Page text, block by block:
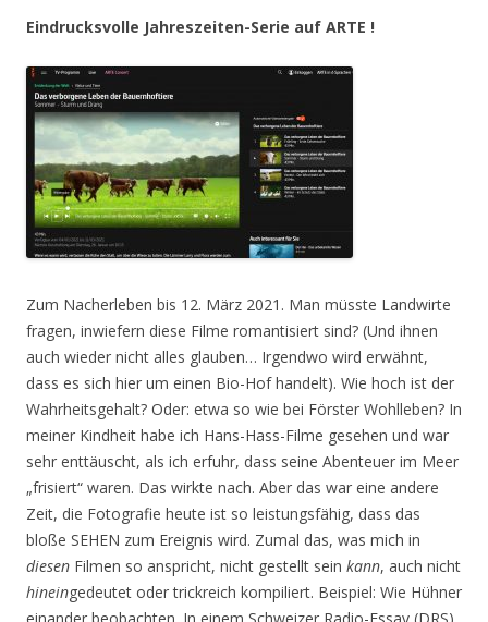
Eindrucksvolle Jahreszeiten-Serie auf ARTE !
Zum Nacherleben bis 12. März 2021. Man müsste Landwirte
fragen, inwiefern diese Filme romantisiert sind? (Und ihnen
auch wieder nicht alles glauben… Irgendwo wird erwähnt,
dass es sich hier um einen Bio-Hof handelt). Wie hoch ist der
Wahrheitsgehalt? Oder: etwa so wie bei Förster Wohlleben? In
meiner Kindheit habe ich Hans-Hass-Filme gesehen und war
sehr enttäuscht, als ich erfuhr, dass seine Abenteuer im Meer
„frisiert“ waren. Das wirkte nach. Aber das war eine andere
Zeit, die Fotografie heute ist so leistungsfähig, dass das
bloße SEHEN zum Ereignis wird. Zumal das, was mich in
diesen Filmen so anspricht, nicht gestellt sein kann, auch nicht
hineingedeutet oder trickreich kompiliert. Beispiel: Wie Hühner